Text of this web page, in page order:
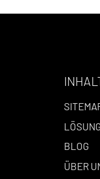
BLOG
ÜBER